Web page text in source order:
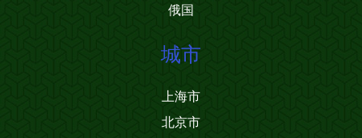
俄国
城市
上海市
北京市